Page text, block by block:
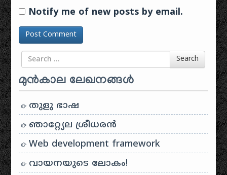
Notify me of new posts by email.
Search for Search
മുൻകാല ലേഖനങ്ങൾ
തുളു ഭാഷ
ഞാറ്റ്യേല ശ്രീധരൻ
Web development framework
വായനയുടെ ലോകം!